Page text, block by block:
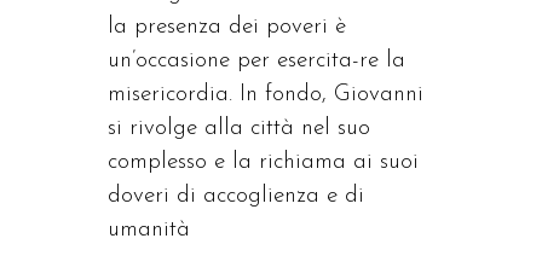
la presenza dei poveri è
un’occasione per esercita-re la
misericordia. In fondo, Giovanni
si rivolge alla città nel suo
complesso e la richiama ai suoi
doveri di accoglienza e di
umanità